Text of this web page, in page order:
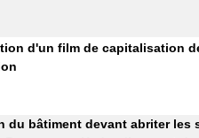
d'un film de capitalisation
du bâtiment devant abriter les